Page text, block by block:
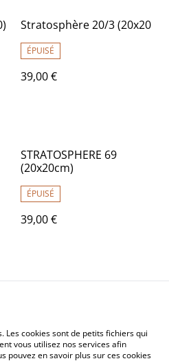
Stratosphère 20/3 (20x20
ÉPUISÉ
39,00 €
STRATOSPHERE 69
(20x20cm)
ÉPUISÉ
39,00 €
Conditions
Les cookies sont de petits fichiers qui
vous utilisez nos services afin
pouvez en savoir plus sur ces cookies